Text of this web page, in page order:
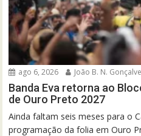
ago 6, 2026 João B. N.
Banda Eva retorna ao
de Ouro Preto 2027
Ainda faltam seis meses para o
programação da folia em Ouro